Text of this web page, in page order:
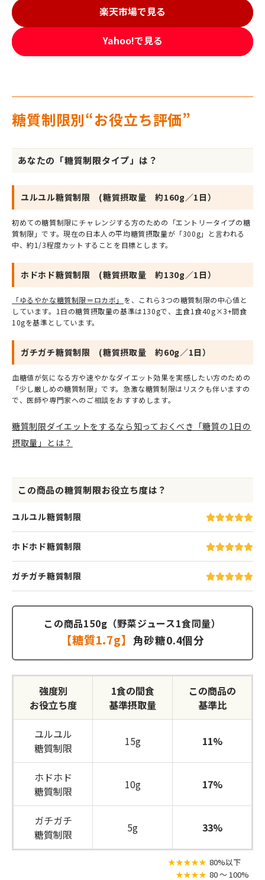
楽天市場で見る
Yahoo!で見る
糖質制限別“お役立ち評価”
あなたの「糖質制限タイプ」は？
ユルユル糖質制限 (糖質摂取量 約160g／1日）
初めての糖質制限にチャレンジする方のための「エントリータイプの糖
質制限」です。現在の日本人の平均糖質摂取量が「300g」と言われる
中、約1/3程度カットすることを目標とします。
ホドホド糖質制限 (糖質摂取量 約130g／1日）
「ゆるやかな糖質制限＝ロカボ」 を、これら3つの糖質制限の中心値と
しています。1日の糖質摂取量の基準は130gで、主食1食40g×3+間食
10gを基準としています。
ガチガチ糖質制限 (糖質摂取量 約60g／1日）
血糖値が気になる方や速やかなダイエット効果を実感したい方のための
「少し厳しめの糖質制限」です。急激な糖質制限はリスクも伴いますの
で、医師や専門家へのご相談をおすすめします。
糖質制限ダイエットをするなら知っておくべき「糖質の1日の
摂取量」とは？
この商品の糖質制限お役立ち度は？
ユルユル糖質制限
ホドホド糖質制限
ガチガチ糖質制限
この商品150g（野菜ジュース1食同量）
【糖質1.7g】 角砂糖0.4個分
強度別
お役立ち度
1食の間食
基準摂取量
この商品の
基準比
ユルユル
糖質制限
15g 11%
ホドホド
糖質制限
10g 17%
ガチガチ
糖質制限
5g 33%
★★★★★ 80%以下
★★★★ 80 〜 100%